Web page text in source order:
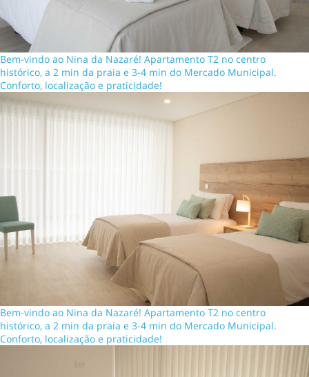
Bem-vindo ao Nina da Nazaré! Apartamento T2 no centro
histórico, a 2 min da praia e 3-4 min do Mercado Municipal.
Conforto, localização e praticidade!
Bem-vindo ao Nina da Nazaré! Apartamento T2 no centro
histórico, a 2 min da praia e 3-4 min do Mercado Municipal.
Conforto, localização e praticidade!